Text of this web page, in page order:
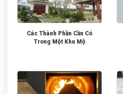
Các Thành Phần Cần Có
Trong Một Khu Mộ